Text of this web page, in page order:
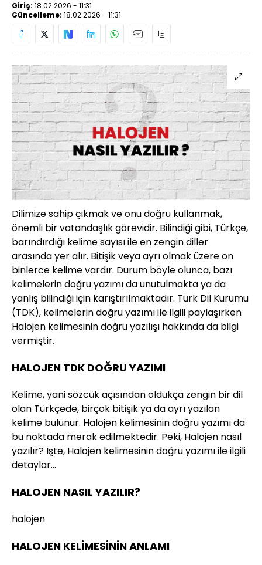
Giriş: 18.02.2026 - 11:31
Güncelleme: 18.02.2026 - 11:31
Dilimize sahip çıkmak ve onu doğru kullanmak,
önemli bir vatandaşlık görevidir. Bilindiği gibi, Türkçe,
barındırdığı kelime sayısı ile en zengin diller
arasında yer alır. Bitişik veya ayrı olmak üzere on
binlerce kelime vardır. Durum böyle olunca, bazı
kelimelerin doğru yazımı da unutulmakta ya da
yanlış bilindiği için karıştırılmaktadır. Türk Dil Kurumu
(TDK), kelimelerin doğru yazımı ile ilgili paylaşırken
Halojen kelimesinin doğru yazılışı hakkında da bilgi
vermiştir.
HALOJEN TDK DOĞRU YAZIMI
Kelime, yani sözcük açısından oldukça zengin bir dil
olan Türkçede, birçok bitişik ya da ayrı yazılan
kelime bulunur. Halojen kelimesinin doğru yazımı da
bu noktada merak edilmektedir. Peki, Halojen nasıl
yazılır? İşte, Halojen kelimesinin doğru yazımı ile ilgili
detaylar…
HALOJEN NASIL YAZILIR?
halojen
HALOJEN KELİMESİNİN ANLAMI